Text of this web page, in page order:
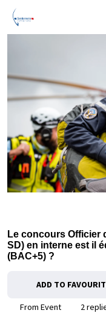
Le concours Officier
SD) en interne est il
(BAC+5) ?
ADD TO
From Event 2